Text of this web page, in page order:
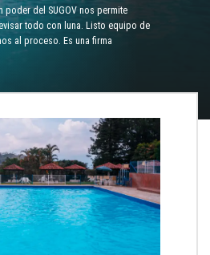
poder del SUGOV nos permite
todo con luna. Listo equipo de
al proceso. Es una firma